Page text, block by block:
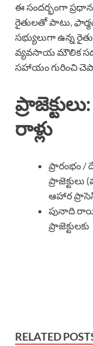
ఈ సందర్భంగా ప్రధాన
రైతులతో పాటు,
సభ్యులుగా ఉన్న
వ్యవసాయ మౌలిక
సహాయం గురించి
రాళ్లు
ప్రారంభం /
ఆహార
పునాది రాయి
ప్రాజెక్టులకు
RELATED